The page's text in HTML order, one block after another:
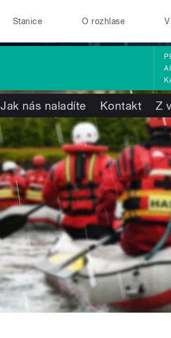
Stanice O rozhlase
Jak nás naladíte Kontakt Z